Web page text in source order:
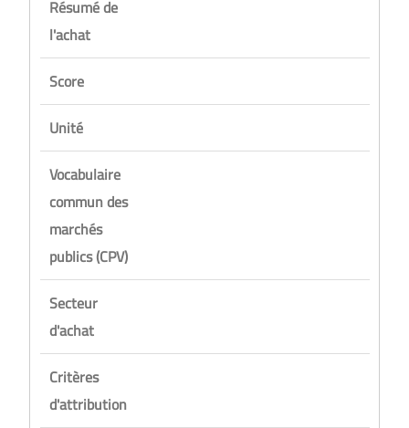
Résumé de
l'achat
Score
Unité
Vocabulaire
commun des
marchés
publics (CPV)
Secteur
d'achat
Critères
d'attribution